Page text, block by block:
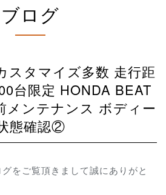
ブログ
台限定 HONDA BEAT
メンテナンス ボディー
態確認②
をご覧頂きまして誠にありがと